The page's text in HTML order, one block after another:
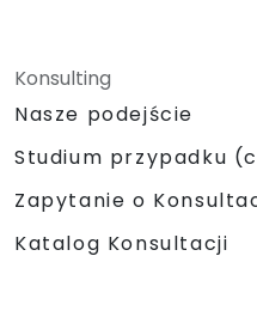
Konsulting
Nasze podejście
Studium przypadku
Zapytanie o
Katalog Konsultacji